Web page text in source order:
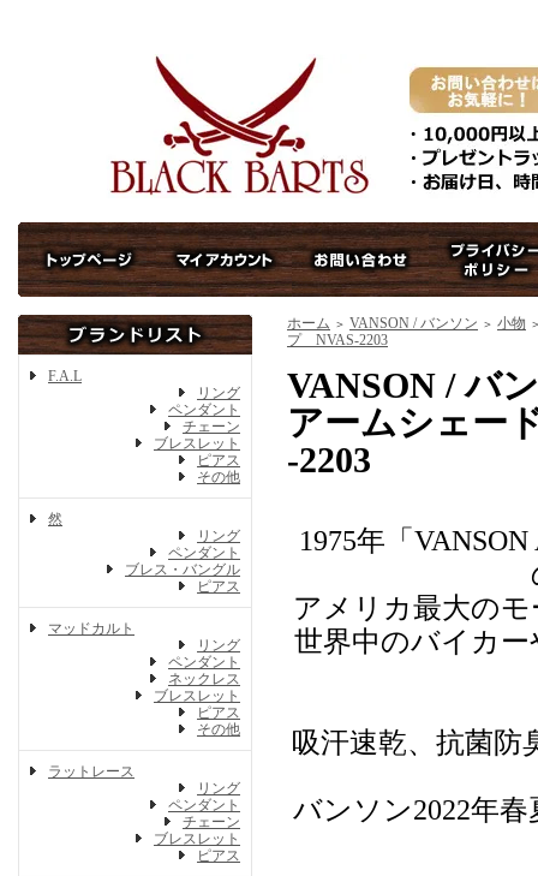
F.A.L
リング
ペンダント
チェーン
ブレスレット
ピアス
その他
然
リング
ペンダント
ブレス・バングル
ピアス
マッドカルト
リング
ペンダント
ネックレス
ブレスレット
ピアス
その他
ラットレース
リング
ペンダント
チェーン
ブレスレット
ピアス
ホーム ＞ VANSON / バンソン ＞ 小物
プ NVAS-2203
VANSON / バ
アームシェ
-2203
1975年「
アメリカ最大の
世界中のバイカ
吸汗速乾、抗菌
バンソン2022年